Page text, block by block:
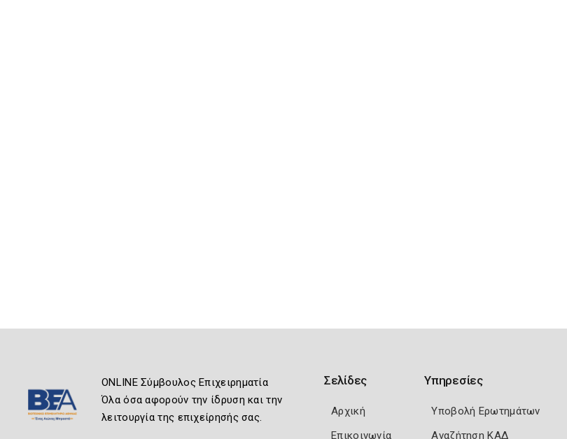
ONLINE Σύμβουλος Επιχειρηματία
Όλα όσα αφορούν την ίδρυση και την
λειτουργία της επιχείρησής σας.
Σελίδες
Αρχική
Επικοινωνία
Υπηρεσίες
Υποβολή Ερωτημάτων
Αναζήτηση ΚΑΔ